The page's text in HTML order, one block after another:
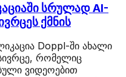
სრულად AI-
ქმნის
Doppl-ში ახალი
რომელიც
ვიდეოებით